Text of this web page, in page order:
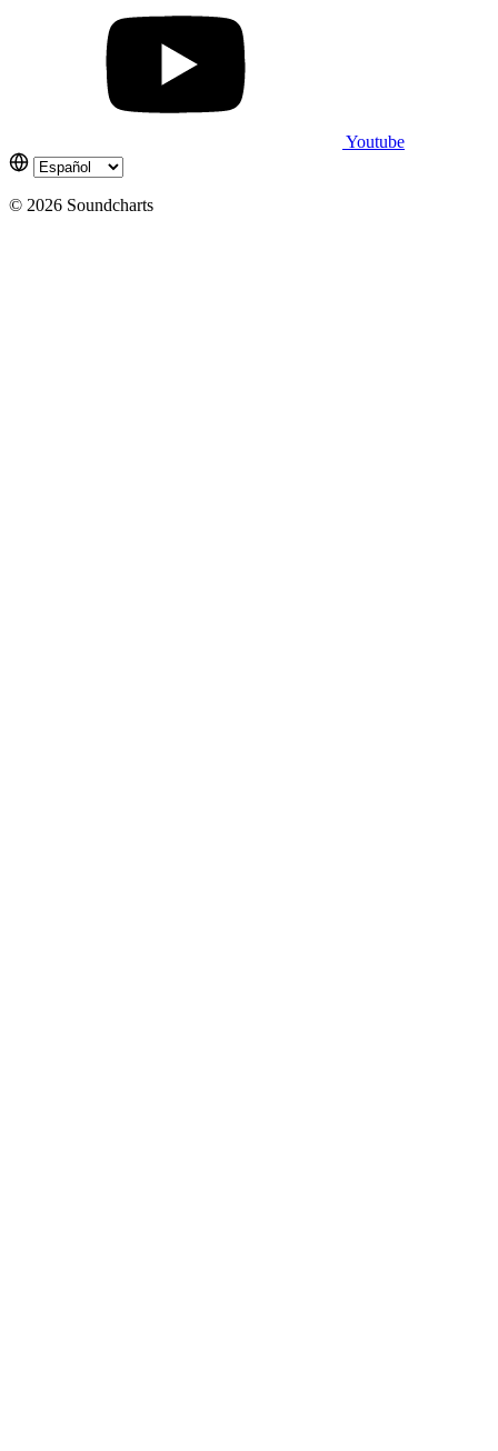
Youtube
© 2026 Soundcharts